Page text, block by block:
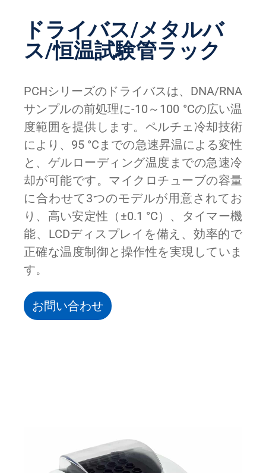
ドライバス/メタルバ
ス/恒温試験管ラック
PCHシリーズのドライバスは、DNA/RNA
サンプルの前処理に-10～100 °Cの広い温
度範囲を提供します。ペルチェ冷却技術
により、95 °Cまでの急速昇温による変性
と、ゲルローディング温度までの急速冷
却が可能です。マイクロチューブの容量
に合わせて3つのモデルが用意されてお
り、高い安定性（±0.1 °C）、タイマー機
能、LCDディスプレイを備え、効率的で
正確な温度制御と操作性を実現していま
す。
お問い合わせ